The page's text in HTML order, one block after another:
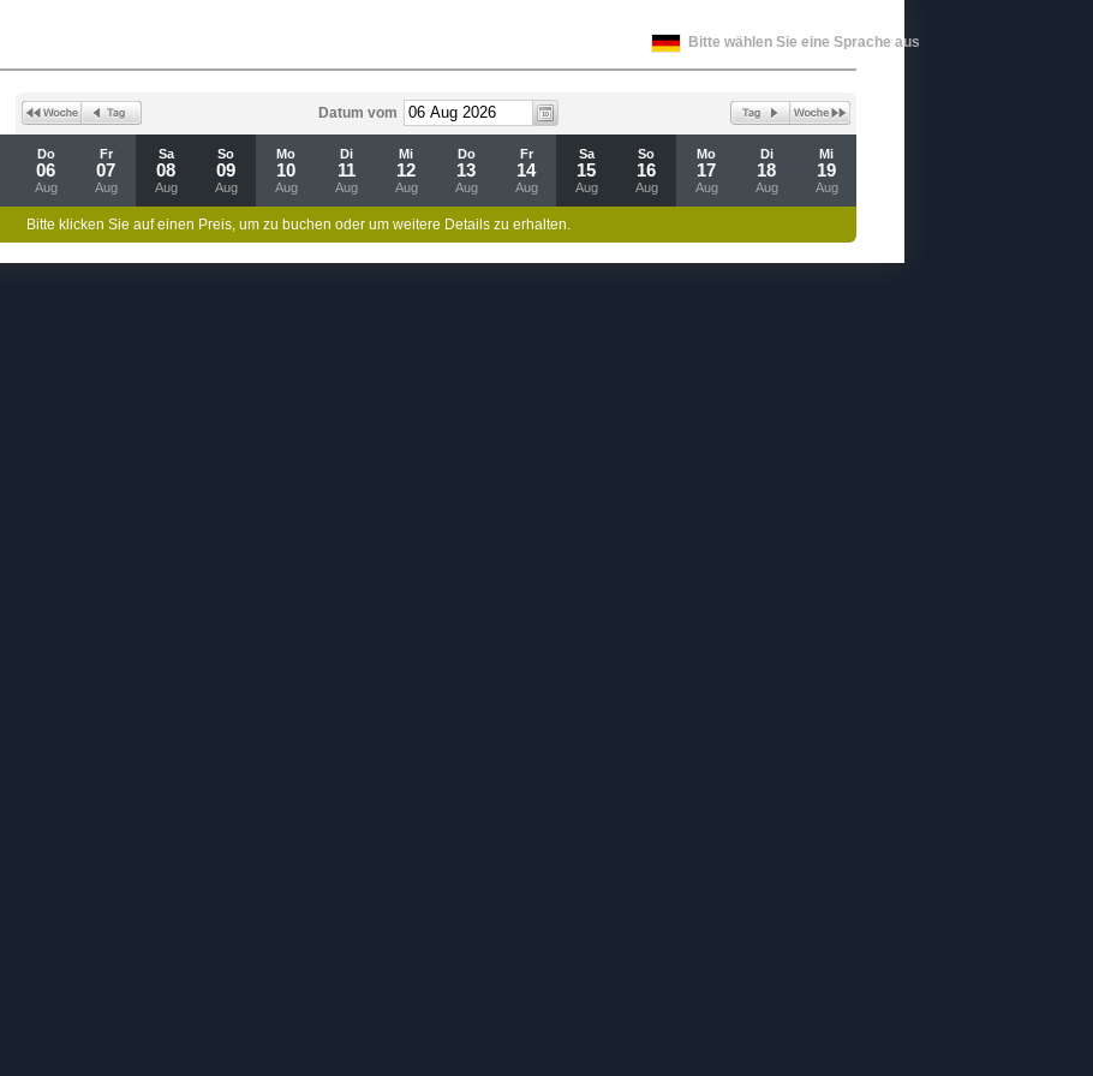
Bitte wählen Sie eine Sprache aus
Datum vom
Do
06
Aug
Fr
07
Aug
Sa
08
Aug
So
09
Aug
Mo
10
Aug
Di
11
Aug
Mi
12
Aug
Do
13
Aug
Fr
14
Aug
Sa
15
Aug
So
16
Aug
Mo
17
Aug
Di
18
Aug
Mi
19
Aug
Bitte klicken Sie auf einen Preis, um zu buchen oder um weitere Details zu erhalten.